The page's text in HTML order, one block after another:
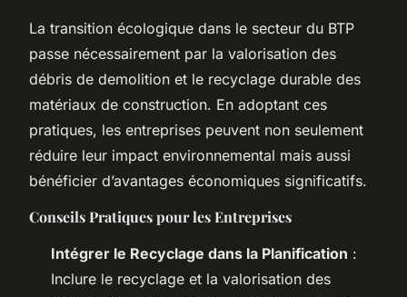
La transition écologique dans le secteur du BTP
passe nécessairement par la valorisation des
débris de demolition et le recyclage durable des
matériaux de construction. En adoptant ces
pratiques, les entreprises peuvent non seulement
réduire leur impact environnemental mais aussi
bénéficier d’avantages économiques significatifs.
Conseils Pratiques pour les Entreprises
Intégrer le Recyclage dans la Planification :
Inclure le recyclage et la valorisation des